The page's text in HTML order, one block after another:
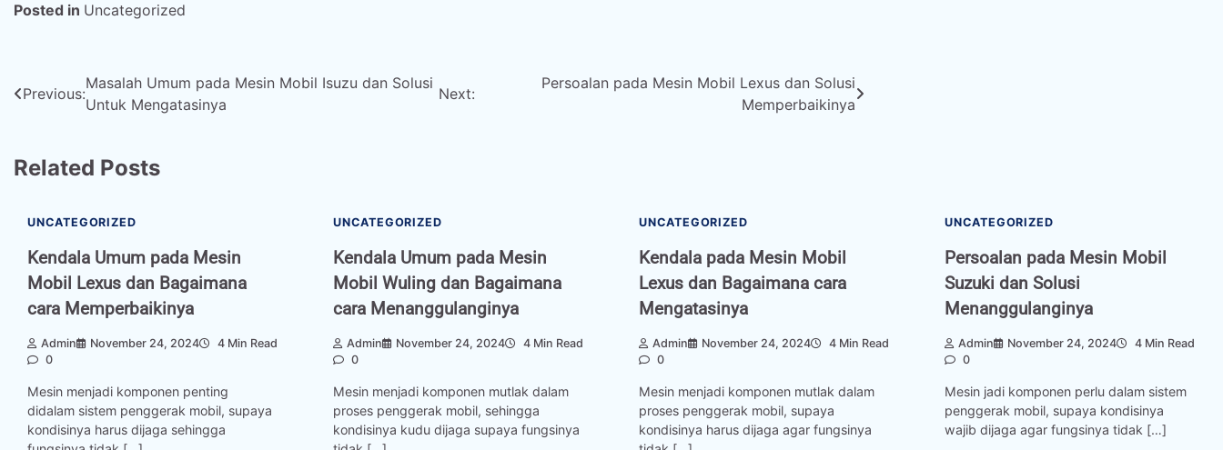
Posted in Uncategorized
Post
navigation
Previous:
Masalah Umum pada Mesin Mobil Isuzu dan Solusi
Untuk Mengatasinya
Next:
Persoalan pada Mesin Mobil Lexus dan Solusi
Memperbaikinya
Related Posts
UNCATEGORIZED
Kendala Umum pada Mesin
Mobil Lexus dan Bagaimana
cara Memperbaikinya
Admin November 24, 2024
4 Min Read
0
Mesin menjadi komponen penting
didalam sistem penggerak mobil, supaya
kondisinya harus dijaga sehingga
UNCATEGORIZED
Kendala Umum pada Mesin
Mobil Wuling dan Bagaimana
cara Menanggulanginya
Admin November 24, 2024
4 Min Read
0
Mesin menjadi komponen mutlak dalam
proses penggerak mobil, sehingga
kondisinya kudu dijaga supaya fungsinya
UNCATEGORIZED
Kendala pada Mesin Mobil
Lexus dan Bagaimana cara
Mengatasinya
Admin November 24, 2024
4 Min Read
0
Mesin menjadi komponen mutlak dalam
proses penggerak mobil, supaya
kondisinya harus dijaga agar fungsinya
UNCATEGORIZED
Persoalan pada Mesin Mobil
Suzuki dan Solusi
Menanggulanginya
Admin November 24, 2024
4 Min Read
0
Mesin jadi komponen perlu dalam sistem
penggerak mobil, supaya kondisinya
wajib dijaga agar fungsinya tidak […]